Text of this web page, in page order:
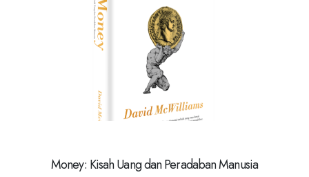
Money: Kisah Uang dan Peradaban Manusia